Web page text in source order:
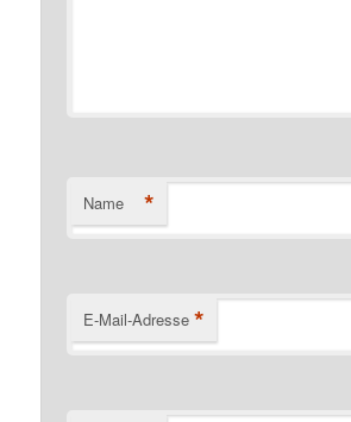
Name *
E-Mail-Adresse *